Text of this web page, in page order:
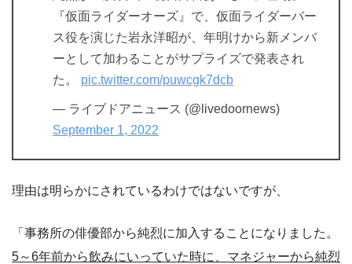
『仮面ライダーオーズ』で、仮面ライダーバー
ス役を演じた岩永洋昭が、年明けから新メンバ
ーとして加わることがサプライズで発表され
た。 pic.twitter.com/puwcgk7dcb
— ライブドアニュース (@livedoornews)
September 1, 2022
理由は明らかにされているわけではないですが、
「事務所の俳優部から純烈に加入することになりました。
5～6年前から飲みにいっていた時に、マネジャーから純烈